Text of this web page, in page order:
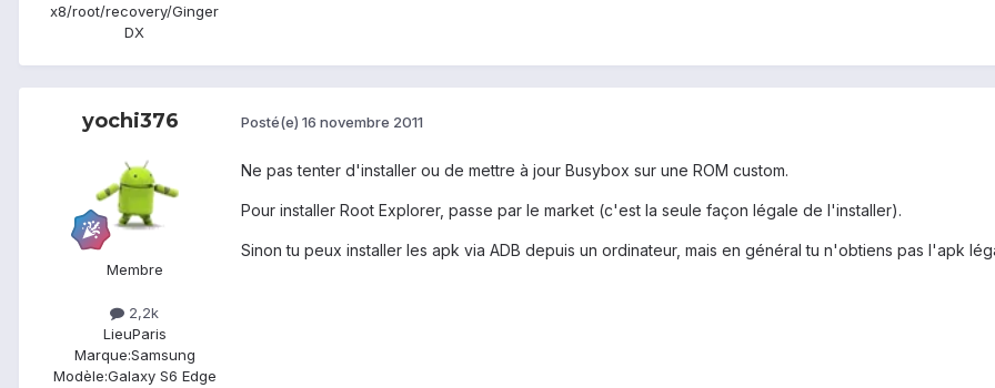
x8/root/recovery/Ginger
DX
yochi376
Membre
2,2k
LieuParis
Marque:Samsung
Modèle:Galaxy S6 Edge
Posté(e) 16 novembre 2011
Ne pas tenter d'installer ou de mettre à jour Busybox sur une ROM custom.
Pour installer Root Explorer, passe par le market (c'est la seule façon légale de l'installer).
Sinon tu peux installer les apk via ADB depuis un ordinateur, mais en général tu n'obtiens pas l'apk